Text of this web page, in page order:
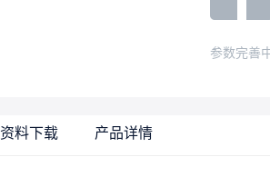
参数完善
资料下载 产品详情